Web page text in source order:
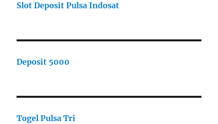
Slot Deposit Pulsa Indosat
Deposit 5000
Togel Pulsa Tri